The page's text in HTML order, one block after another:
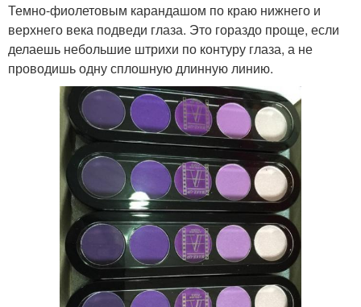
Темно-фиолетовым карандашом по краю нижнего и
верхнего века подведи глаза. Это гораздо проще, если
делаешь небольшие штрихи по контуру глаза, а не
проводишь одну сплошную длинную линию.